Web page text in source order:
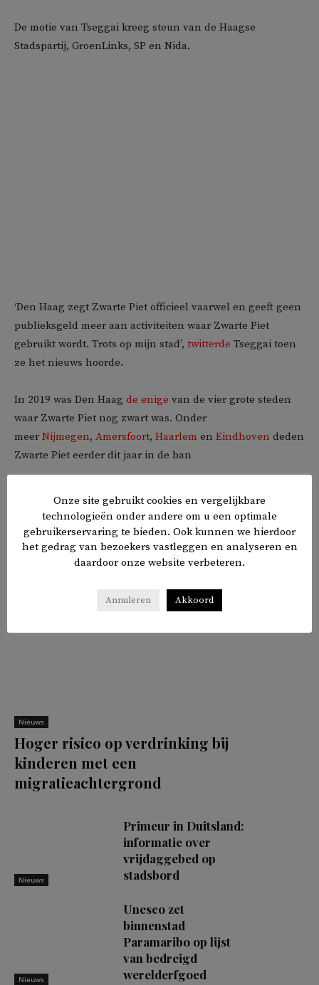
De motie van Tseggai kreeg steun van de Haagse
Stadspartij, GroenLinks, SP en Nida.
‘Den Haag zegt Zwarte Piet officieel vaarwel en geeft geen
publieksgeld meer aan activiteiten waar Zwarte Piet
gebruikt wordt. Trots op mijn stad’, twitterde Tseggai toen
ze het nieuws hoorde.
In 2019 was Den Haag de enige van de vier grote steden
waar Zwarte Piet nog zwart was. Onder
meer Nijmegen, Amersfoort, Haarlem en Eindhoven deden
Zwarte Piet eerder dit jaar in de ban
Delen 𝕏 f in ✉
Nieuws
Hoger risico op verdrinking bij
kinderen met een
migratieachtergrond
Nieuws
Primeur in Duitsland:
informatie over
vrijdaggebed op
stadsbord
Nieuws
Unesco zet
binnenstad
Paramaribo op lijst
van bedreigd
werelderfgoed
Onze site gebruikt cookies en vergelijkbare
technologieën onder andere om u een optimale
gebruikerservaring te bieden. Ook kunnen we hierdoor
het gedrag van bezoekers vastleggen en analyseren en
daardoor onze website verbeteren.
Annuleren Akkoord